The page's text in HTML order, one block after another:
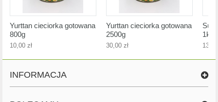
Yurttan cieciorka gotowana
800g
10,00 zł
Yurttan cieciorka gotowana
2500g
30,00 zł
1kg
INFORMACJA